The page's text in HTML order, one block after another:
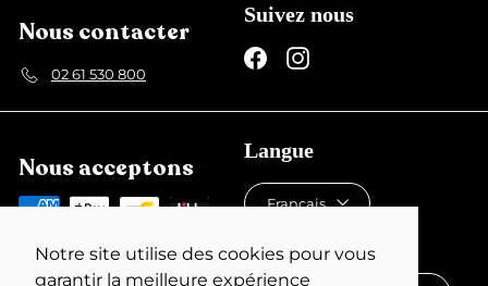
Notre site utilise des cookies pour vous
garantir la meilleure expérience
Nous contacter
02 61 530 800
Suivez nous
FacebookInstagram
Nous acceptons
Langue
Français